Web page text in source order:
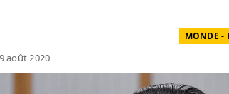
MONDE -
août 2020